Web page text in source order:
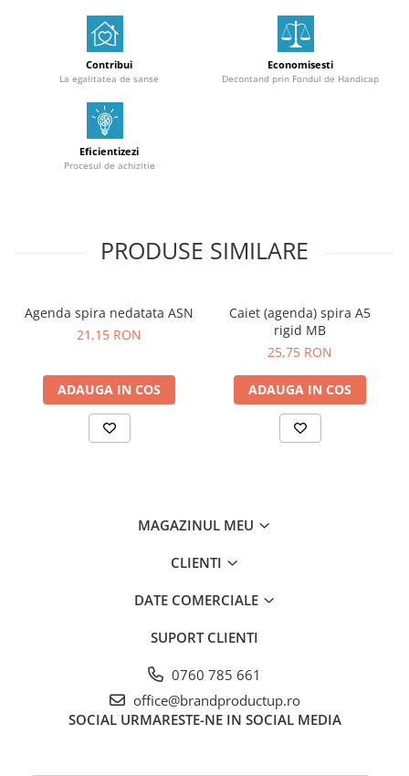
Contribui
La egalitatea de sanse
Economisesti
Decontand prin Fondul de Handicap
Eficientizezi
Procesul de achizitie
PRODUSE SIMILARE
Agenda spira nedatata ASN
21,15 RON
ADAUGA IN COS
Caiet (agenda) spira A5
rigid MB
25,75 RON
ADAUGA IN COS
MAGAZINUL MEU
CLIENTI
DATE COMERCIALE
SUPORT CLIENTI
0760 785 661
office@brandproductup.ro
SOCIAL URMARESTE-NE IN SOCIAL MEDIA